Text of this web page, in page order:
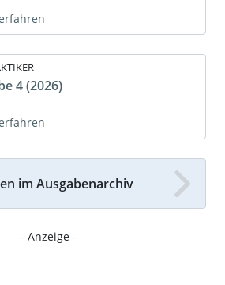
4 (2026)
im Ausgabenarchiv
- Anzeige -